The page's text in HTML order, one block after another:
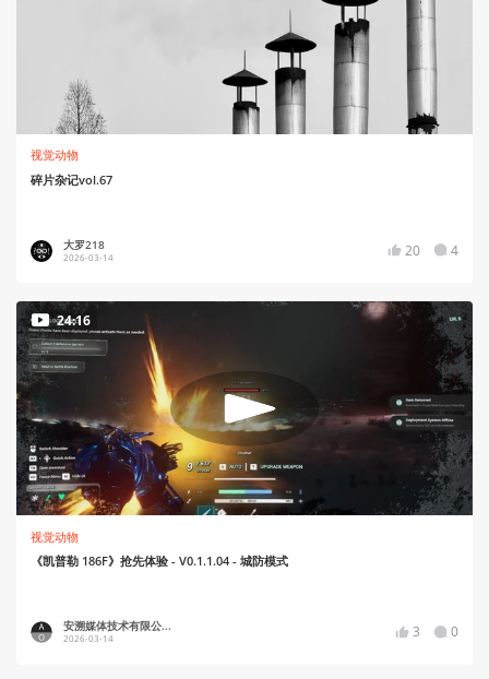
视觉动物
碎片杂记vol.67
大罗218
2026-03-14 20 4
24:16
视觉动物
《凯普勒 186F》抢先体验 - V0.1.1.04 - 城防模式
安溯媒体技术有限公...
2026-03-14 3 0